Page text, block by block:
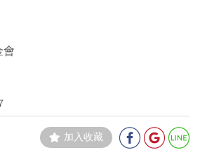
會
加入收藏